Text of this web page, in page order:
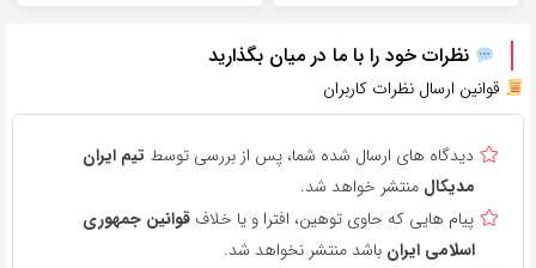
نظرات خود را با ما در میان بگذارید
قوانین ارسال نظرات کاربران
دیدگاه های ارسال شده شما، پس از بررسی توسط تیم ایران
مدیکال منتشر خواهد شد.
پیام هایی که حاوی توهین، افترا و یا خلاف قوانین جمهوری
اسلامی ایران باشد منتشر نخواهد شد.